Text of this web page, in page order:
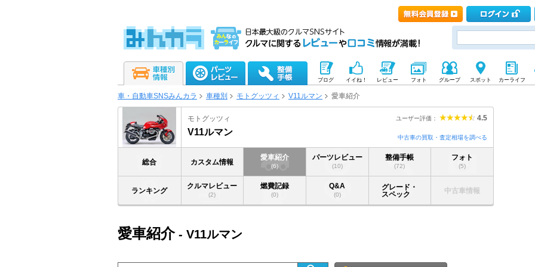
ブログ イイね！ レビュー フォト グループ スポット カーライフ
車・自動車SNSみんカラ 車種別 モトグッツィ V11ルマン 愛車紹介
ユーザー評価： 4.5
モトグッツィ
V11ルマン
中古車の買取・査定相場を調べる
総合 カスタム情報
愛車紹介
(6)
パーツレビュー
(10)
整備手帳
(72)
フォト
(5)
ランキング
クルマレビュー
(2)
燃費記録
(0)
Q&A
(0)
グレード・
スペック
中古車情報
愛車紹介- V11ルマン